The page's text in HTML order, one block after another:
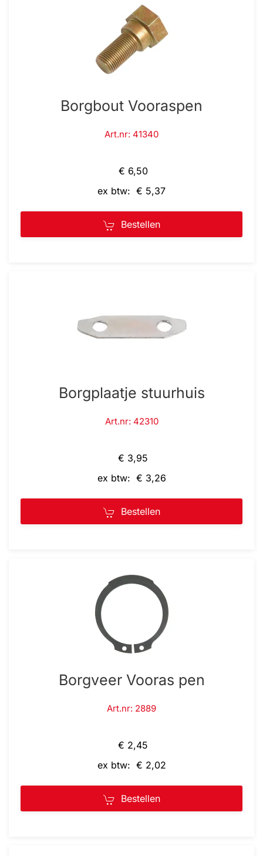
Borgbout Vooraspen
Art.nr: 41340
€ 6,50
ex btw: € 5,37
Bestellen
Borgplaatje stuurhuis
Art.nr: 42310
€ 3,95
ex btw: € 3,26
Bestellen
Borgveer Vooras pen
Art.nr: 2889
€ 2,45
ex btw: € 2,02
Bestellen